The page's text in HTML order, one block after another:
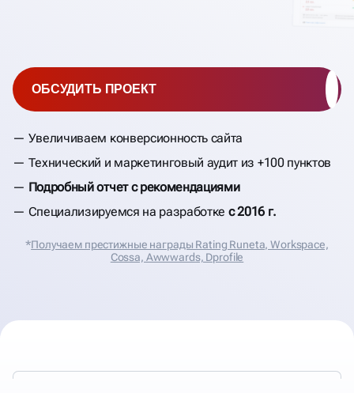
Увеличиваем конверсионность сайта
Технический и маркетинговый аудит из +100 пунктов
Подробный отчет с рекомендациями
Специализируемся на разработке с 2016 г.
ОБСУДИТЬ ПРОЕКТ
*Получаем престижные награды Rating Runeta, Workspace,
Cossa, Аwwwards, Dprofile